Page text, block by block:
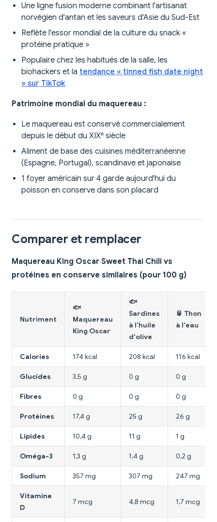
Une ligne fusion moderne combinant l'artisanat
norvégien d'antan et les saveurs d'Asie du Sud-Est
Reflète l'essor mondial de la culture du snack «
protéine pratique »
Populaire chez les habitués de la salle, les
biohackers et la tendance « tinned fish date night
» sur TikTok
Patrimoine mondial du maquereau :
Le maquereau est conservé commercialement
depuis le début du XIXᵉ siècle
Aliment de base des cuisines méditerranéenne
(Espagne, Portugal), scandinave et japonaise
1 foyer américain sur 4 garde aujourd'hui du
poisson en conserve dans son placard
Comparer et remplacer
Maquereau King Oscar Sweet Thai Chili vs
protéines en conserve similaires (pour 100 g)
Nutriment
🐟
Maquereau
King Oscar
🐟
Sardines
à l'huile
d'olive
🥫 Thon
à l'eau
Calories 174 kcal 208 kcal 116 kcal
Glucides 3,5 g 0 g 0 g
Fibres 0 g 0 g 0 g
Protéines 17,4 g 25 g 26 g
Lipides 10,4 g 11 g 1 g
Oméga-3 1,3 g 1,4 g 0,2 g
Sodium 357 mg 307 mg 247 mg
Vitamine
D
7 mcg 4,8 mcg 1,7 mcg